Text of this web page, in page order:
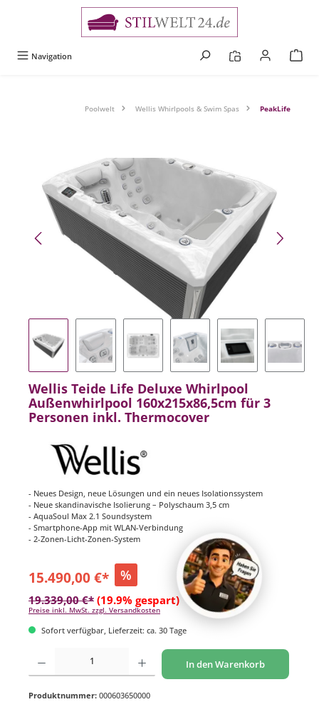
Navigation
Poolwelt Wellis Whirlpools & Swim Spas PeakLife
Bildergalerie überspringen
Wellis Teide Life Deluxe Whirlpool
Außenwhirlpool 160x215x86,5cm für 3
Personen inkl. Thermocover
- Neues Design, neue Lösungen und ein neues Isolationssystem
- Neue skandinavische Isolierung – Polyschaum 3,5 cm
- AquaSoul Max 2.1 Soundsystem
- Smartphone-App mit WLAN-Verbindung
- 2-Zonen-Licht-Zonen-System
15.490,00 €* %
19.339,00 €* (19.9% gespart)
Preise inkl. MwSt. zzgl. Versandkosten
Sofort verfügbar, Lieferzeit: ca. 30 Tage
Produkt Anzahl: Gib den gewünschten Wert ein oder benutze die Schaltflächen um
In den Warenkorb
Produktnummer: 000603650000